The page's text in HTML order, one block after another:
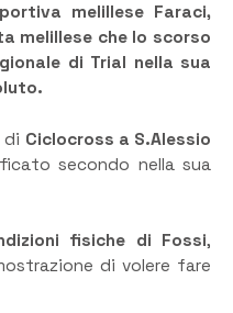
melillese Faraci,
melillese che lo scorso
di Trial nella sua
di Ciclocross a S.Alessio
secondo nella sua
fisiche di Fossi,
di volere fare